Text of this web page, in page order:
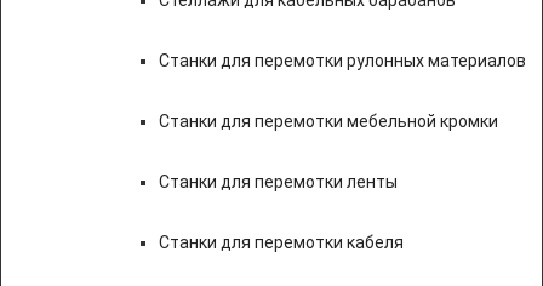
Станки для перемотки рулонных материалов
Станки для перемотки мебельной кромки
Станки для перемотки ленты
Станки для перемотки кабеля